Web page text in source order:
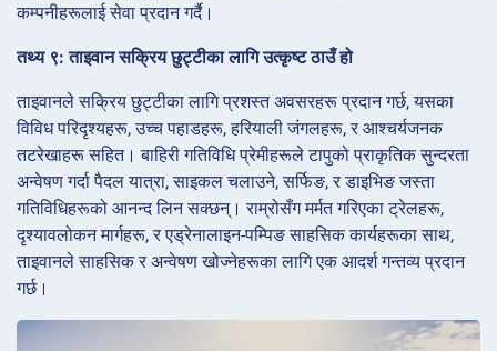
कम्पनीहरूलाई सेवा प्रदान गर्दै।
तथ्य ९: ताइवान सक्रिय छुट्टीका लागि उत्कृष्ट ठाउँ हो
ताइवानले सक्रिय छुट्टीका लागि प्रशस्त अवसरहरू प्रदान गर्छ, यसका
विविध परिदृश्यहरू, उच्च पहाडहरू, हरियाली जंगलहरू, र आश्चर्यजनक
तटरेखाहरू सहित। बाहिरी गतिविधि प्रेमीहरूले टापुको प्राकृतिक सुन्दरता
अन्वेषण गर्दा पैदल यात्रा, साइकल चलाउने, सर्फिङ, र डाइभिङ जस्ता
गतिविधिहरूको आनन्द लिन सक्छन्। राम्रोसँग मर्मत गरिएका ट्रेलहरू,
दृश्यावलोकन मार्गहरू, र एड्रेनालाइन-पम्पिङ साहसिक कार्यहरूका साथ,
ताइवानले साहसिक र अन्वेषण खोज्नेहरूका लागि एक आदर्श गन्तव्य प्रदान
गर्छ।